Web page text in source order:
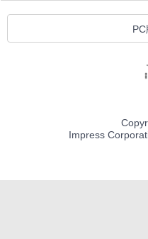
PC
Impress